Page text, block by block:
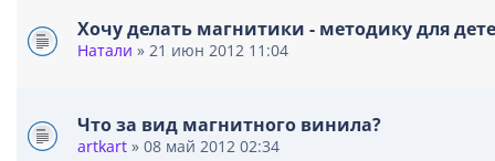
Хочу делать магнитики - методику для
Натали » 21 июн 2012 11:04
Что за вид магнитного винила?
artkart » 08 май 2012 02:34